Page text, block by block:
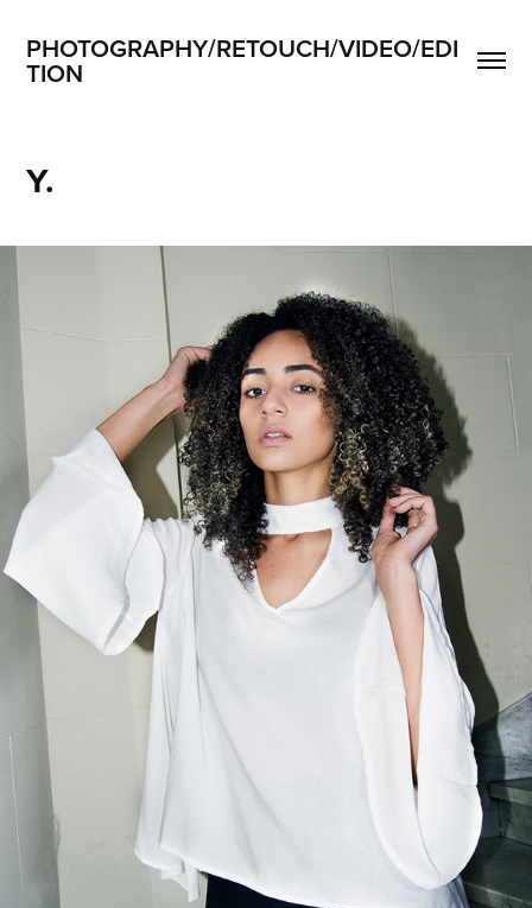
PHOTOGRAPHY/RETOUCH/VIDEO/EDI
TION
Y.